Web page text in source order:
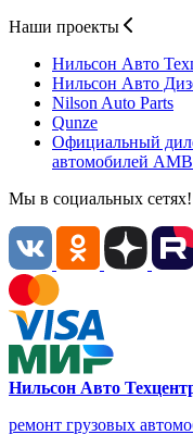
Наши проекты
Нильсон Авто
Нильсон Авто
Nilson Auto Parts
Qunze
Официальный
автомобилей
Мы в социальных сетях!
Нильсон Авто
ремонт грузовых